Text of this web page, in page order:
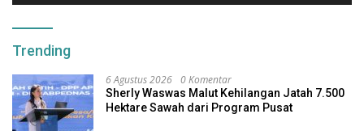
Trending
6 Agustus 2026 0 Komentar
Sherly Waswas Malut Kehilangan Jatah 7.500
Hektare Sawah dari Program Pusat